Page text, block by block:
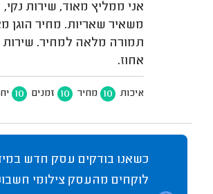
אני ממליץ מאוד, שירות
משאיר שאריות. מחיר הוגן
תמורה מלאה למחיר. שירות
אחוז.
איכות 10 מחיר 10 זמנים 10
כשאנו בודקים עסק חדש
לוקחים מהעסק צילומי